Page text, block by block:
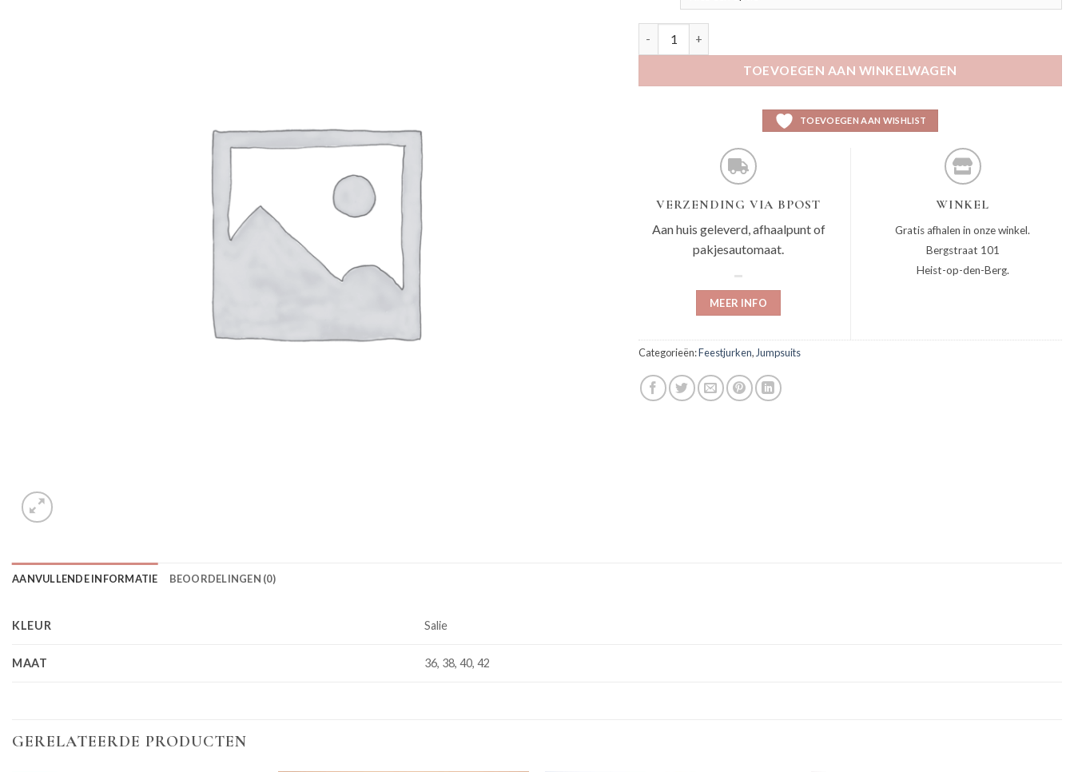
TOEVOEGEN AAN WINKELWAGEN
TOEVOEGEN AAN WISHLIST
VERZENDING VIA BPOST
Aan huis geleverd, afhaalpunt of
pakjesautomaat.
MEER INFO
WINKEL
Gratis afhalen in onze winkel.
Bergstraat 101
Heist-op-den-Berg.
Categorieën:Feestjurken,Jumpsuits
AANVULLENDE INFORMATIE BEOORDELINGEN (0)
KLEUR Salie
MAAT 36, 38, 40, 42
GERELATEERDE PRODUCTEN